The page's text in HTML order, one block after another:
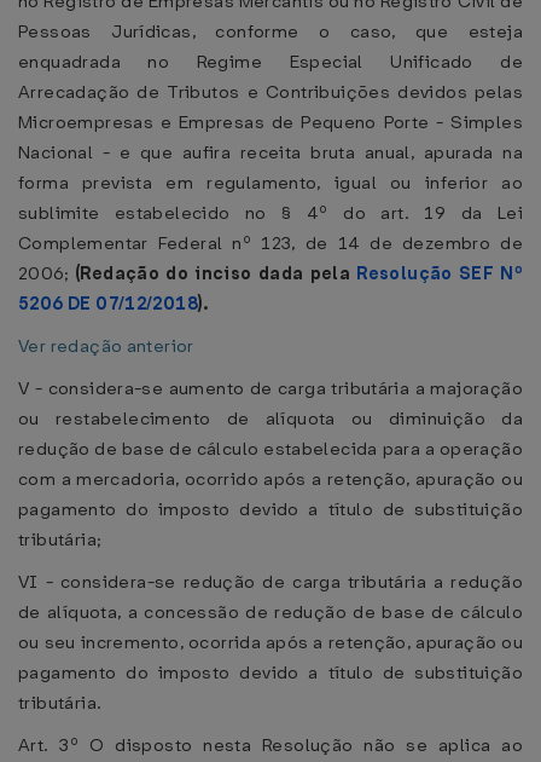
Pessoas Jurídicas, conforme o caso, que esteja
enquadrada no Regime Especial Unificado de
Arrecadação de Tributos e Contribuições devidos pelas
Microempresas e Empresas de Pequeno Porte - Simples
Nacional - e que aufira receita bruta anual, apurada na
forma prevista em regulamento, igual ou inferior ao
sublimite estabelecido no § 4º do art. 19 da Lei
Complementar Federal nº 123, de 14 de dezembro de
2006; (Redação do inciso dada pela Resolução SEF Nº
5206 DE 07/12/2018).
Ver redação anterior
V - considera-se aumento de carga tributária a majoração
ou restabelecimento de alíquota ou diminuição da
redução de base de cálculo estabelecida para a operação
com a mercadoria, ocorrido após a retenção, apuração ou
pagamento do imposto devido a título de substituição
tributária;
VI - considera-se redução de carga tributária a redução
de alíquota, a concessão de redução de base de cálculo
ou seu incremento, ocorrida após a retenção, apuração ou
pagamento do imposto devido a título de substituição
tributária.
Art. 3º O disposto nesta Resolução não se aplica ao